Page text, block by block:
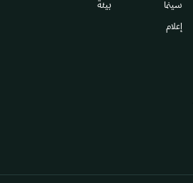
سينما
إعلام
بيئة